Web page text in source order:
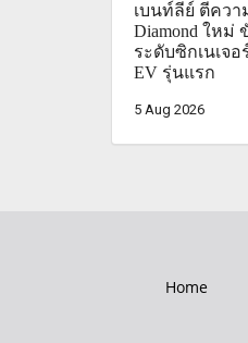
เบนท์ลีย์ ตีควา
Diamond ใหม่
ระดับซิกเนเจ
EV รุ่นแรก
5 Aug 2026
Home